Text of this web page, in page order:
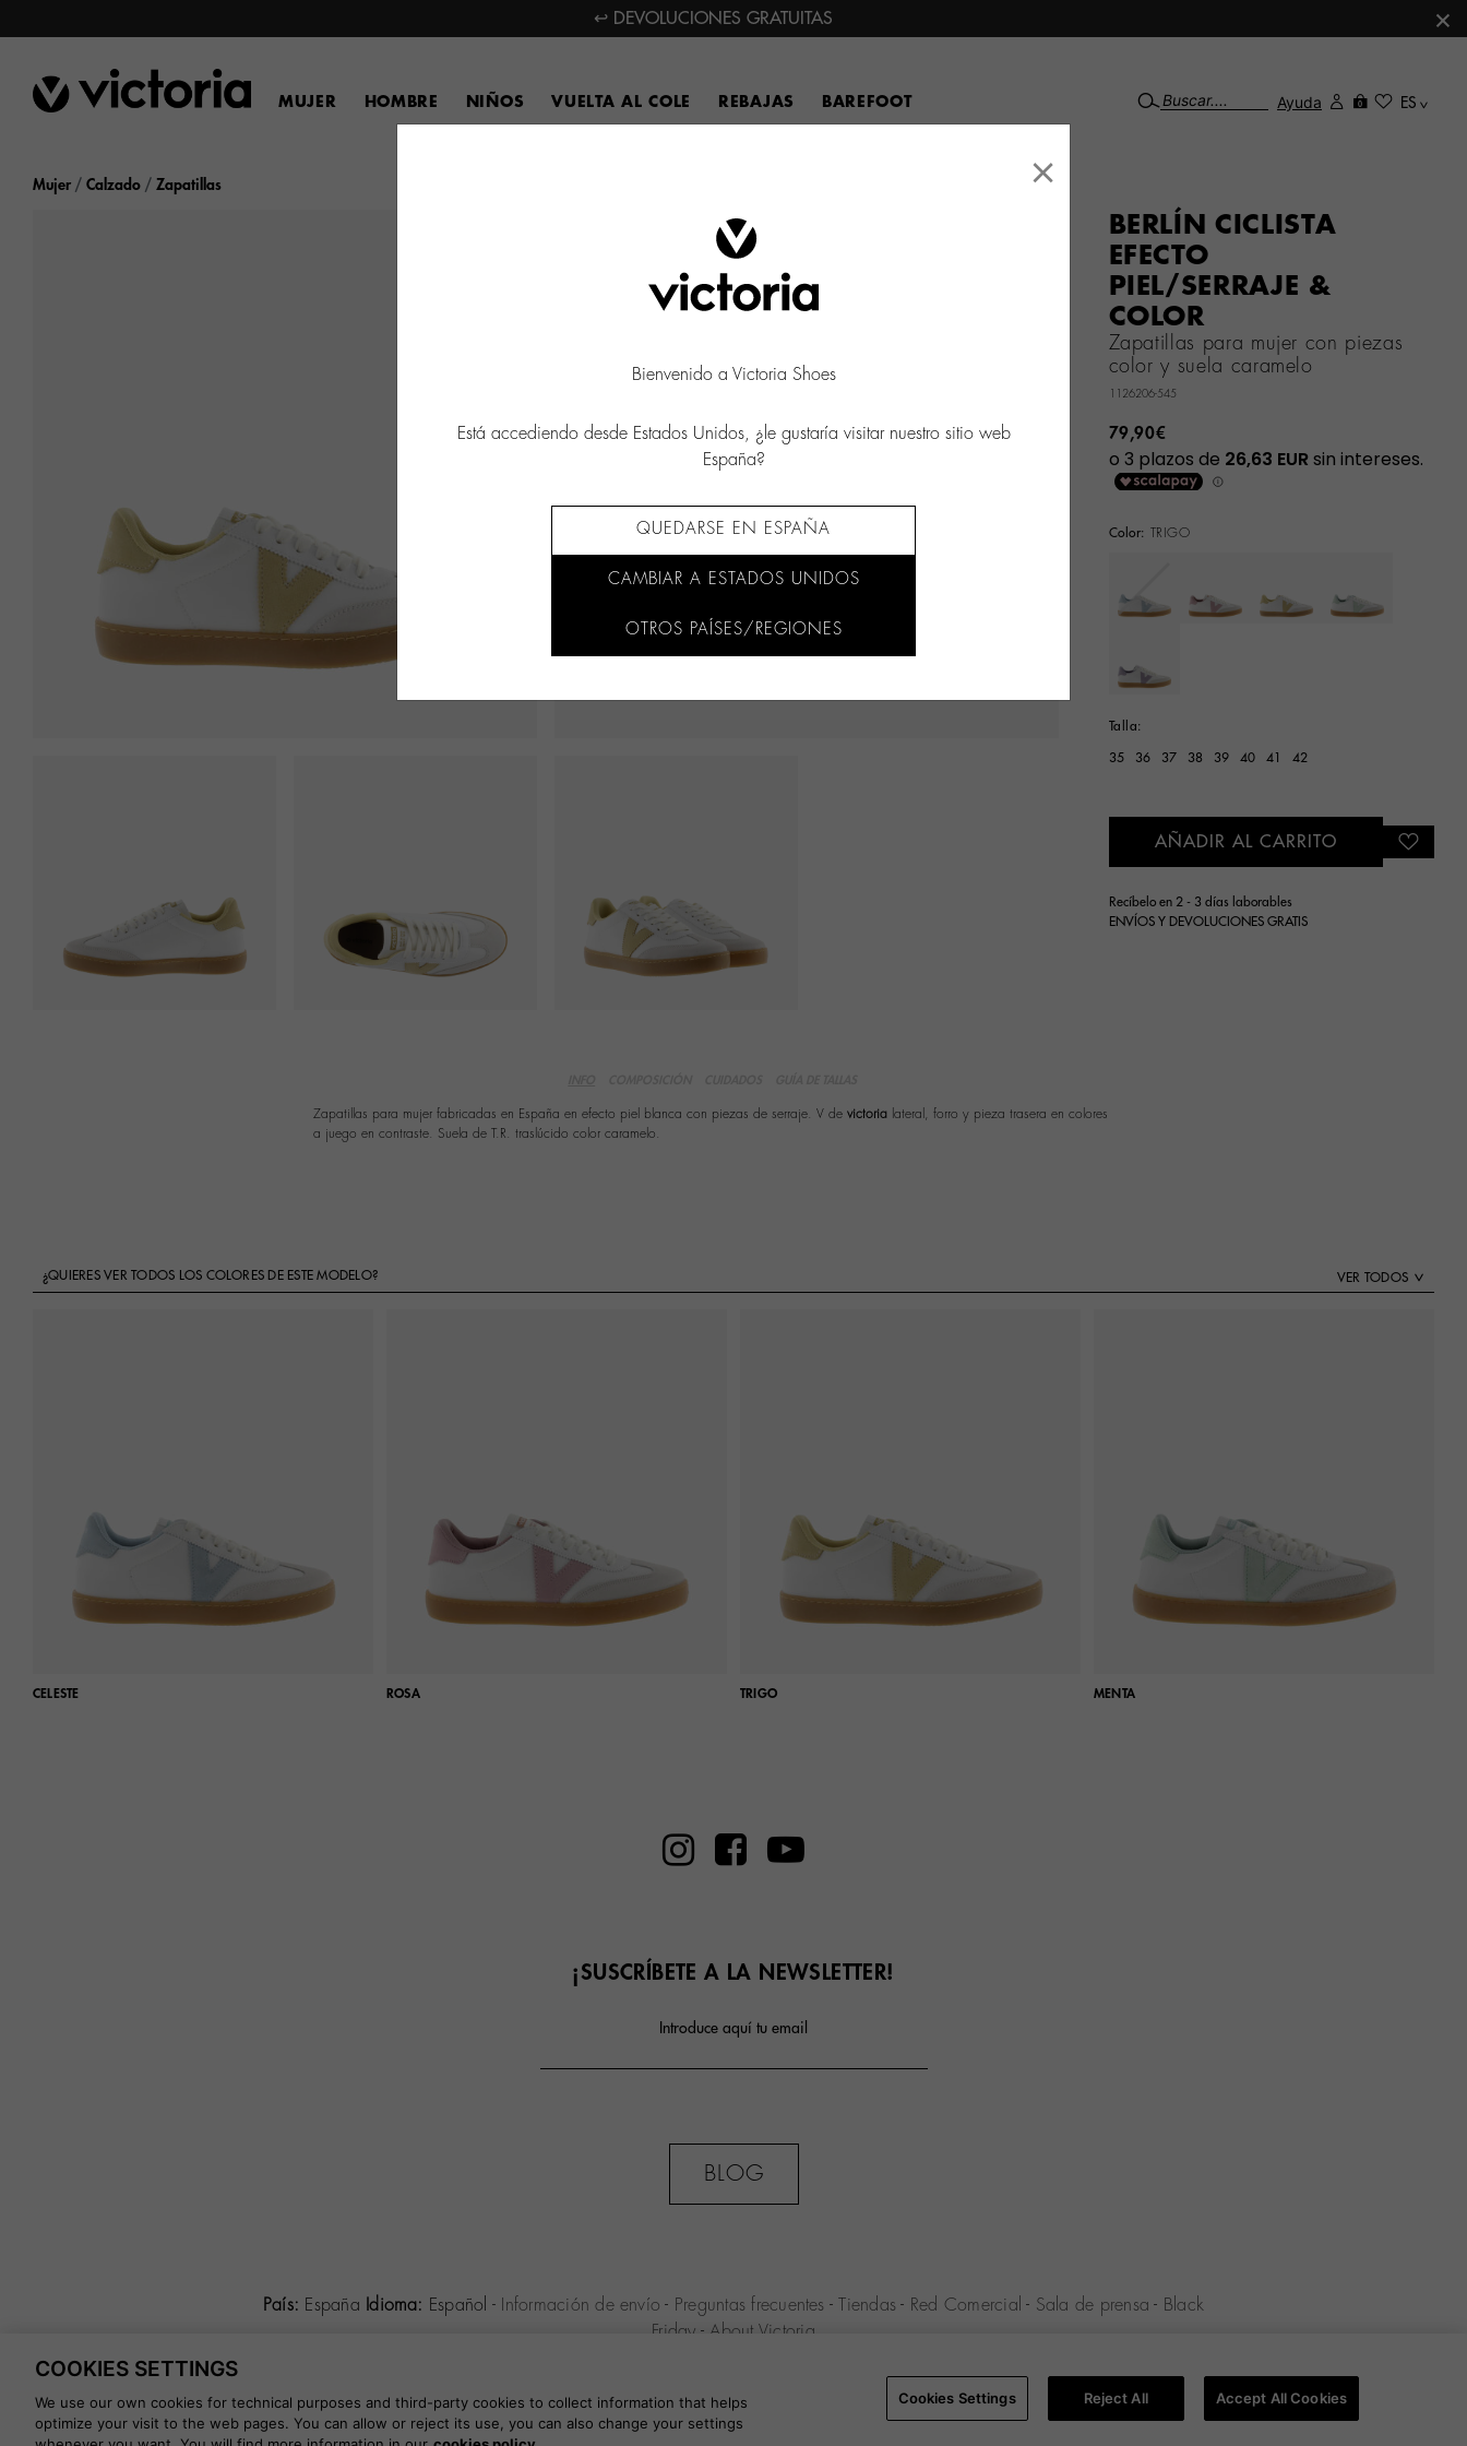
↩ DEVOLUCIONES GRATUITAS ×
MUJER HOMBRE NIÑOS VUELTA AL COLE REBAJAS BAREFOOT Ayuda ES
Mujer Calzado Zapatillas
BERLÍN CICLISTA
EFECTO
PIEL/SERRAJE &
COLOR
Zapatillas para mujer con piezas
color y suela caramelo
1126206-545
79,90€
Color: TRIGO
Talla:
35 36 37 38 39 40 41 42
AÑADIR AL CARRITO
Recíbelo en 2 - 3 días laborables
ENVÍOS Y DEVOLUCIONES GRATIS
Zapatillas para mujer fabricadas en España en efecto piel blanca con piezas de serraje. V de victoria lateral, forro y pieza trasera en colores
a juego en contraste. Suela de T.R. traslúcido color caramelo.
¿QUIERES VER TODOS LOS COLORES DE ESTE MODELO? VER TODOS
CELESTE ROSA TRIGO MENTA
¡SUSCRÍBETE A LA NEWSLETTER!
Introduce aquí tu email
BLOG
País: España Idioma: Español - Información de envío - Preguntas frecuentes - Tiendas - Red Comercial - Sala de prensa - Black
Friday - About Victoria
Política de privacidad -Política de Cookies
Cookies Settings
×
Bienvenido a Victoria Shoes
Está accediendo desde Estados Unidos, ¿le gustaría visitar nuestro sitio web
España?
QUEDARSE EN ESPAÑA
CAMBIAR A ESTADOS UNIDOS
OTROS PAÍSES/REGIONES
COOKIES SETTINGS
We use our own cookies for technical purposes and third-party cookies to collect information that helps
optimize your visit to the web pages. You can allow or reject its use, you can also change your settings
Cookies Settings Reject All Accept All Cookies